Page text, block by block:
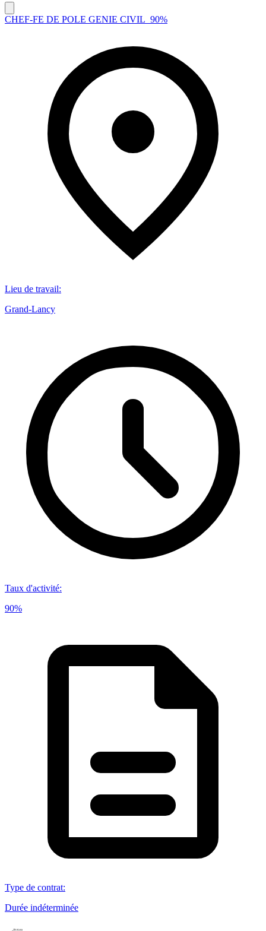
CHEF-FE DE POLE GENIE CIVIL_90%
Lieu de travail:
Grand-Lancy
Taux d'activité:
90%
Type de contrat:
Durée indéterminée